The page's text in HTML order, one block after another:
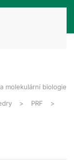
molekulární biologie
PRF